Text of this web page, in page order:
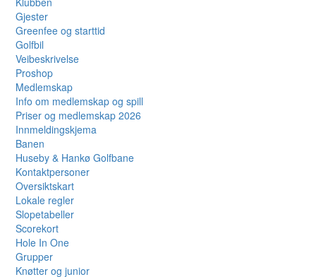
Gjester
Greenfee og starttid
Golfbil
Veibeskrivelse
Proshop
Medlemskap
Info om medlemskap og spill
Priser og medlemskap 2026
Innmeldingskjema
Banen
Huseby & Hankø Golfbane
Kontaktpersoner
Oversiktskart
Lokale regler
Slopetabeller
Scorekort
Hole In One
Grupper
Knøtter og junior